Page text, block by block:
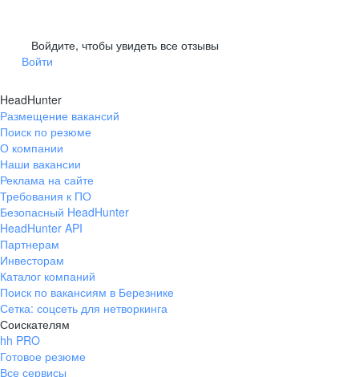
Войдите, чтобы увидеть все отзывы
Войти
HeadHunter
Размещение вакансий
Поиск по резюме
О компании
Наши вакансии
Реклама на сайте
Требования к ПО
Безопасный HeadHunter
HeadHunter API
Партнерам
Инвесторам
Каталог компаний
Поиск по вакансиям в Березнике
Сетка: соцсеть для нетворкинга
Соискателям
hh PRO
Готовое резюме
Все сервисы